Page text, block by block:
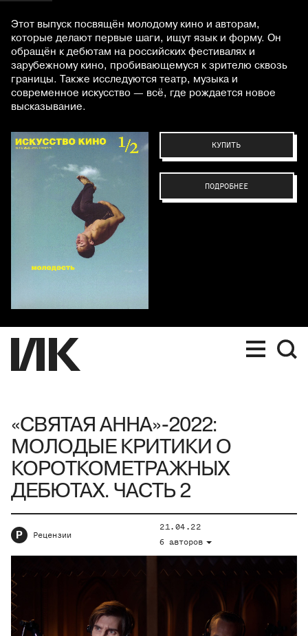
Этот выпуск посвящён молодому кино и авторам,
которые делают первые шаги, ищут язык и форму. Он
обращён к дебютам на российских фестивалях и
зарубежному кино, пробивающемуся к зрителю сквозь
границы. Также исследуются театр, музыка и
современное искусство — всё, где рождается новое
высказывание.
КУПИТЬ
ПОДРОБНЕЕ
«СВЯТАЯ АННА»-2022:
МОЛОДЫЕ КРИТИКИ О
КОРОТКОМЕТРАЖНЫХ
ДЕБЮТАХ. ЧАСТЬ 2
Р Рецензии
21.04.22
6 авторов